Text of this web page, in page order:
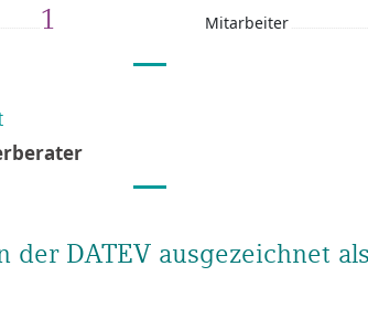
1 Mitarbeiter
der DATEV ausgezeichnet